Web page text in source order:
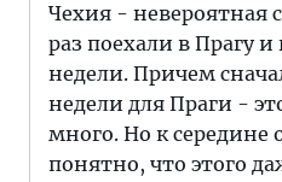
Чехия - невероятная
раз поехали в Прагу и
недели. Причем
недели для Праги -
много. Но к середине
понятно, что этого